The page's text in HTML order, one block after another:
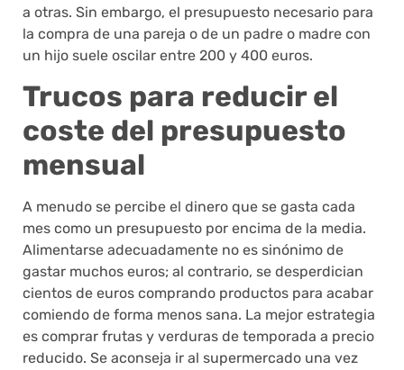
a otras. Sin embargo, el presupuesto necesario para
la compra de una pareja o de un padre o madre con
un hijo suele oscilar entre 200 y 400 euros.
Trucos para reducir el
coste del presupuesto
mensual
A menudo se percibe el dinero que se gasta cada
mes como un presupuesto por encima de la media.
Alimentarse adecuadamente no es sinónimo de
gastar muchos euros; al contrario, se desperdician
cientos de euros comprando productos para acabar
comiendo de forma menos sana. La mejor estrategia
es comprar frutas y verduras de temporada a precio
reducido. Se aconseja ir al supermercado una vez